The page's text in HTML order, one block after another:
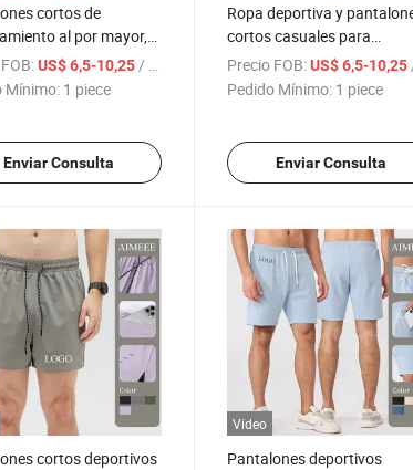
cortos de
al por mayor,
rápido, para hombres,
deporte casual,
US$ 6,5-10,25 / piece
Mínimo: 1 piece
Enviar Consulta
Ropa deportiva y
cortos casuales para
hombres de Three Point,
amigables con la piel,
transpirables, de secado
y el baloncesto
Precio FOB: US$ 6,5-10,25 /
Pedido Mínimo: 1 piece
Enviar Consulta
cortos deportivos
Vídeo
Pantalones deportivos